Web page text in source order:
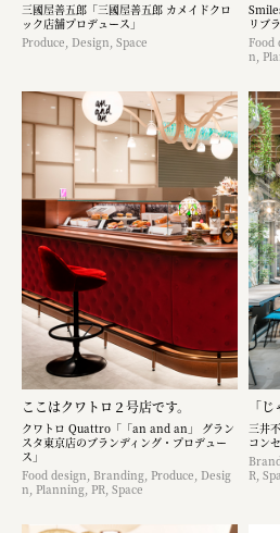
三國屋善五郎「三國屋善五郎 カメイドクロ
ック店舗プロデュース」
Produce, Design, Space
リブ
Food
n,
ここはクワトロ２号店です。
クワトロ Quattro「「an and an」 グラン
スタ東京店のブランディング・プロデュー
ス」
Food design, Branding, Produce, Desig
n, Planning, PR, Space
「
三井
コン
R,